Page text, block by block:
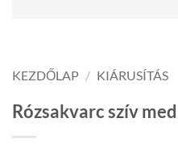
KEZDŐLAP / KIÁRUSÍTÁS
Rózsakvarc szív